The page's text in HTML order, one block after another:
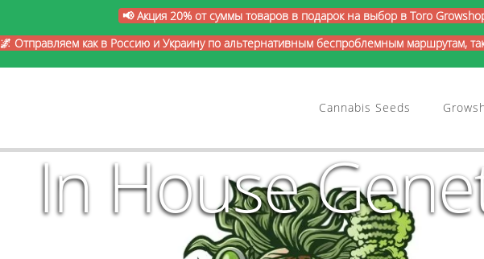
📢 Акция 20% от суммы товаров в подарок на выбор в Toro
🌌 Отправляем как в Россию и Украину по альтернативным беспроблемным маршрутам,
Cannabis Seeds
In House